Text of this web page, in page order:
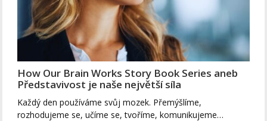
How Our Brain Works Story Book Series aneb
Představivost je naše největší síla
Každý den používáme svůj mozek. Přemýšlíme,
rozhodujeme se, učíme se, tvoříme, komunikujeme…